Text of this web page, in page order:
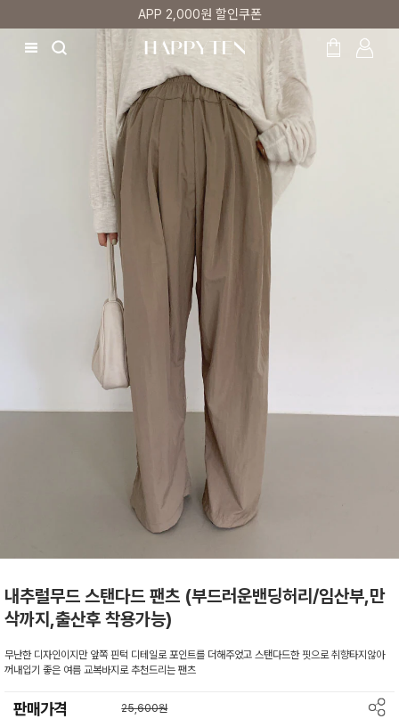
매주 리뷰어 최대 1만원 쿠폰
내추럴무드 스탠다드 팬츠 (부드러운밴딩허리/임산부,만
삭까지,출산후 착용가능)
무난한 디자인이지만 앞쪽 핀턱 디테일로 포인트를 더해주었고 스탠다드한 핏으로 취향타지않아
꺼내입기 좋은 여름 교복바지로 추천드리는 팬츠
판매가격 25,600원